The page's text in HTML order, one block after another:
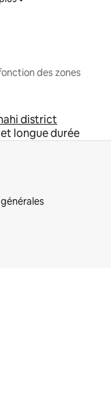
des zones
district
longue durée